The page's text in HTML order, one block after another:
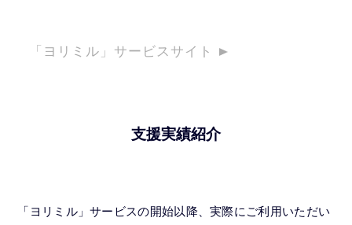
「ヨリミル」サービスサイト
支援実績紹介
「ヨリミル」サービスの開始以降、実際にご利用いただい